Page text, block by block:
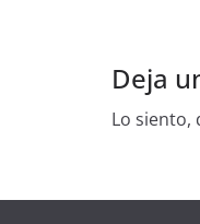
Deja
Lo siento,